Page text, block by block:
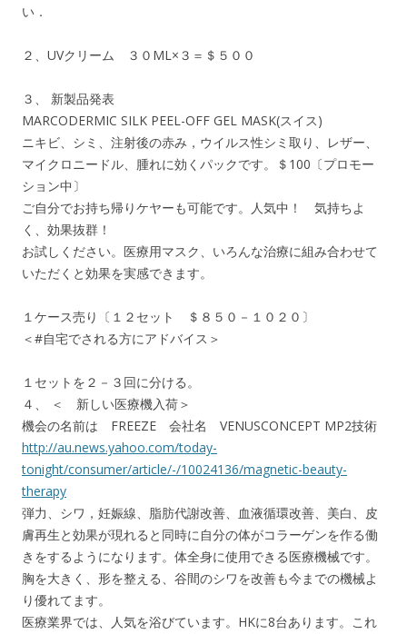
い．
２、UVクリーム ３０ML×３＝＄５００
３、 新製品発表
MARCODERMIC SILK PEEL-OFF GEL MASK(スイス)
ニキビ、シミ、注射後の赤み，ウイルス性シミ取り、レザー、
マイクロニードル、腫れに効くパックです。＄100〔プロモー
ション中〕
ご自分でお持ち帰りケヤーも可能です。人気中！ 気持ちよ
く、効果抜群！
お試しください。医療用マスク、いろんな治療に組み合わせて
いただくと効果を実感できます。
１ケース売り〔１２セット ＄８５０－１０２０〕
＜#自宅でされる方にアドバイス＞
１セットを２－３回に分ける。
４、 ＜ 新しい医療機入荷＞
機会の名前は FREEZE 会社名 VENUSCONCEPT MP2技術
http://au.news.yahoo.com/today-
tonight/consumer/article/-/10024136/magnetic-beauty-
therapy
弾力、シワ，妊娠線、脂肪代謝改善、血液循環改善、美白、皮
膚再生と効果が現れると同時に自分の体がコラーゲンを作る働
きをするようになります。体全身に使用できる医療機械です。
胸を大きく、形を整える、谷間のシワを改善も今までの機械よ
り優れてます。
医療業界では、人気を浴びています。HKに8台あります。これ